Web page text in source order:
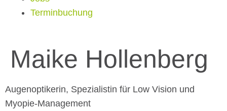
Terminbuchung
Maike Hollenberg
Augenoptikerin, Spezialistin für Low Vision und
Myopie-Management